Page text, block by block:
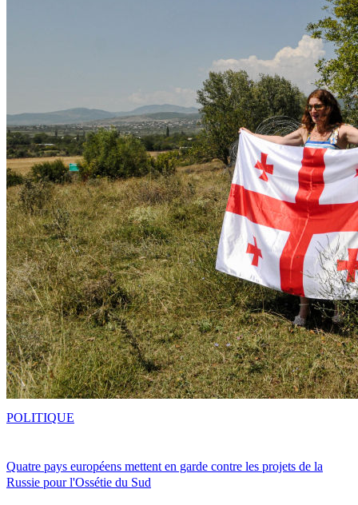
Quatre pays européens mettent en garde contre les projets de la
Russie pour l'Ossétie du Sud
POLITIQUE